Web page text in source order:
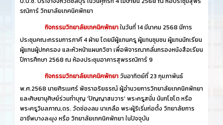
รณิการ์ วิทยาลัยเทคนิคพัทยา
กิจกรรมวิทยาลัยเทคนิคพัทยาในวันที่ 14 มีนาคม 2568 มีการ
ประชุมคณะกรรมการภาคี 4 ฝ่าย โดยมีผู้แทนครู ผู้แทนชุมชน ผู้แทนนักเรียน
ผู้แทนผู้ปกครอง และหัวหน้าแผนกวิชา เพื่อพิจารณากลั่นกรองหนังสือเรียน
ปีการศึกษา 2568 ณ ห้องประชุมอาคารสุพรรณิการ์ 9
กิจกรรมวิทยาลัยเทคนิคพัทยาวันอาทิตย์ที่ 23 กุมภาพันธ์
พ.ศ.2568 นายศิรเมศร์ พัชราอริยธรณ์ ผู้อำนวยการวิทยาลัยเทคนิคพัทยา
และศิษยานุศิษย์ร่วมทำบุญ 'ปัญญาสมวาร' พระครูสนั่น นันทโชโต หรือ
พระครูวิมลภาณ,ดร. วัดช่องลม นาเกลือ พระผู้ริเริ่มก่อตั้ง วิทยาลัยการ
อาชีพบางละมุง หรือ วิทยาลัยเทคนิคพัทยา ในปัจจุบัน